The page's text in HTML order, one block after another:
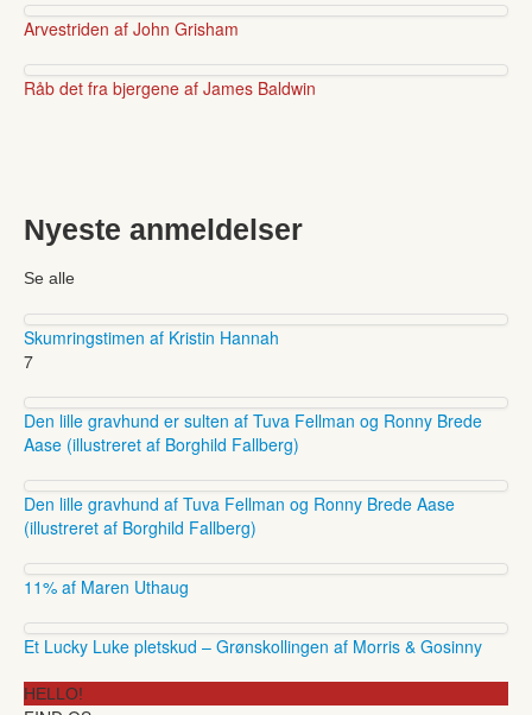
Arvestriden af John Grisham
Råb det fra bjergene af James Baldwin
Nyeste anmeldelser
Se alle
Skumringstimen af Kristin Hannah
7
Den lille gravhund er sulten af Tuva Fellman og Ronny Brede
Aase (illustreret af Borghild Fallberg)
Den lille gravhund af Tuva Fellman og Ronny Brede Aase
(illustreret af Borghild Fallberg)
11% af Maren Uthaug
Et Lucky Luke pletskud – Grønskollingen af Morris & Gosinny
HELLO!